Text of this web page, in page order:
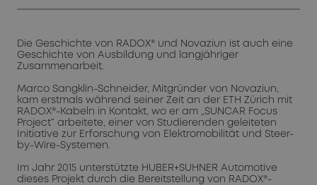
Die Geschichte von RADOX® und Novaziun ist auch eine
Geschichte von Ausbildung und langjähriger
Zusammenarbeit.
Marco Sangklin-Schneider, Mitgründer von Novaziun,
kam erstmals während seiner Zeit an der ETH Zürich mit
RADOX®-Kabeln in Kontakt, wo er am „SUNCAR Focus
Project“ arbeitete, einer von Studierenden geleiteten
Initiative zur Erforschung von Elektromobilität und Steer-
by-Wire-Systemen.
Im Jahr 2015 unterstützte HUBER+SUHNER Automotive
dieses Projekt durch die Bereitstellung von RADOX®-